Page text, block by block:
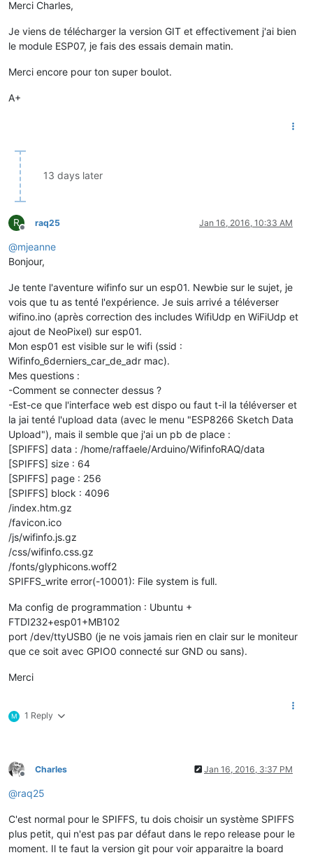
Merci Charles,
Je viens de télécharger la version GIT et effectivement j'ai bien
le module ESP07, je fais des essais demain matin.
Merci encore pour ton super boulot.
A+
13 days later
R
Offline
raq25 Jan 16, 2016, 10:33 AM
@mjeanne
Bonjour,
Je tente l'aventure wifinfo sur un esp01. Newbie sur le sujet, je
vois que tu as tenté l'expérience. Je suis arrivé a téléverser
wifino.ino (après correction des includes WifiUdp en WiFiUdp et
ajout de NeoPixel) sur esp01.
Mon esp01 est visible sur le wifi (ssid :
Wifinfo_6derniers_car_de_adr mac).
Mes questions :
-Comment se connecter dessus ?
-Est-ce que l'interface web est dispo ou faut t-il la téléverser et
la jai tenté l'upload data (avec le menu "ESP8266 Sketch Data
Upload"), mais il semble que j'ai un pb de place :
[SPIFFS] data : /home/raffaele/Arduino/WifinfoRAQ/data
[SPIFFS] size : 64
[SPIFFS] page : 256
[SPIFFS] block : 4096
/index.htm.gz
/favicon.ico
/js/wifinfo.js.gz
/css/wifinfo.css.gz
/fonts/glyphicons.woff2
SPIFFS_write error(-10001): File system is full.
Ma config de programmation : Ubuntu +
FTDI232+esp01+MB102
port /dev/ttyUSB0 (je ne vois jamais rien en clair sur le moniteur
que ce soit avec GPIO0 connecté sur GND ou sans).
Merci
M 1 Reply
Offline
Charles Jan 16, 2016, 3:37 PM
@raq25
C'est normal pour le SPIFFS, tu dois choisir un système SPIFFS
plus petit, qui n'est pas par défaut dans le repo release pour le
moment. Il te faut la version git pour voir apparaitre la board